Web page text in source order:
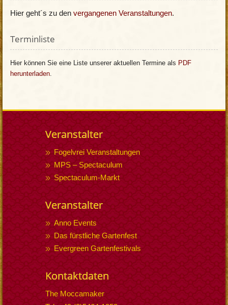
Hier geht´s zu den vergangenen Veranstaltungen.
Terminliste
Hier können Sie eine Liste unserer aktuellen Termine als PDF
herunterladen
Veranstalter
Fogelvrei Veranstaltungen
MPS – Spectaculum
Spectaculum-Markt
Veranstalter
Anno Events
Das fürstliche Gartenfest
Evergreen Gartenfestivals
Kontaktdaten
The Moccamaker